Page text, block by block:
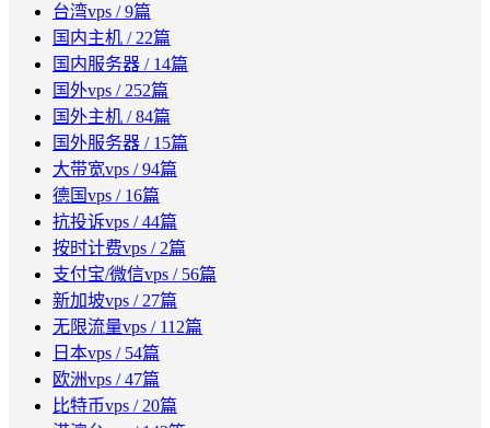
台湾vps / 9篇
国内主机 / 22篇
国内服务器 / 14篇
国外vps / 252篇
国外主机 / 84篇
国外服务器 / 15篇
大带宽vps / 94篇
德国vps / 16篇
抗投诉vps / 44篇
按时计费vps / 2篇
支付宝/微信vps / 56篇
新加坡vps / 27篇
无限流量vps / 112篇
日本vps / 54篇
欧洲vps / 47篇
比特币vps / 20篇